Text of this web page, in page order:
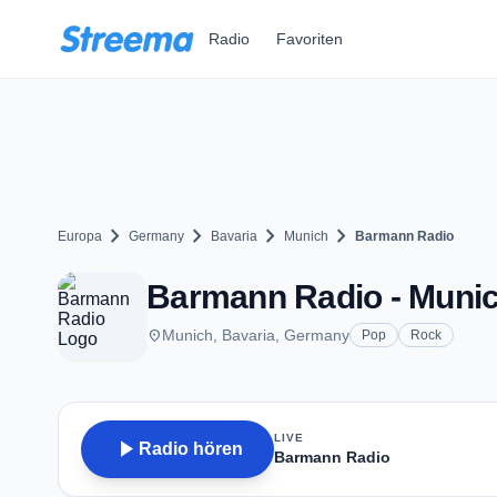
Radio Favoriten
Europa chevron_right Germany chevron_right Bavaria chevron_right Munich chevron_right Barmann Radio
Barmann Radio -
placeMunich, Bavaria, Germany Pop Rock
play_arrow Radio hören
LIVE
Barmann Radio